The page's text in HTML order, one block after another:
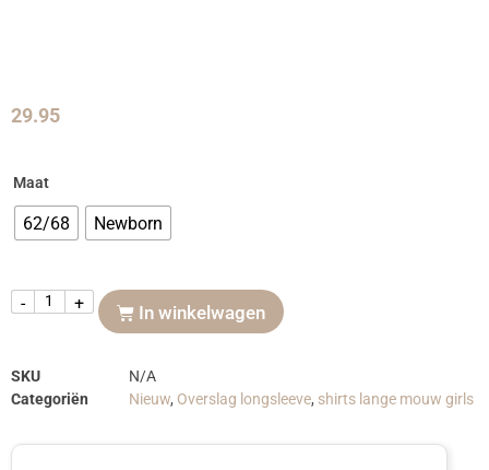
29.95
Maat
62/68 Newborn
- + In winkelwagen
SKU
N/A
Categoriën
Nieuw, Overslag longsleeve, shirts lange mouw girls